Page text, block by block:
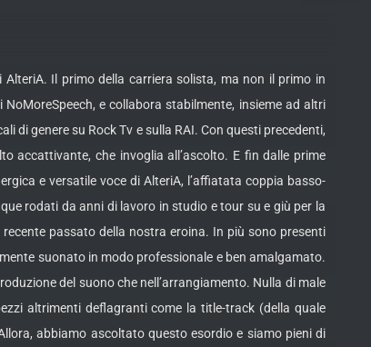
Il primo della carriera solista, ma non il primo in
e collabora stabilmente, insieme ad altri
di genere su Rock Tv e sulla RAI. Con questi precedenti,
accattivante, che invoglia all’ascolto. E fin dalle prime
e versatile voce di AlteriA, l’affiatata coppia basso-
rodati da anni di lavoro in studio e tour su e giù per la
passato della nostra eroina. In più sono presenti
suonato in modo professionale e ben amalgamato.
del suono che nell’arrangiamento. Nulla di male
altrimenti deflagranti come la title-track (della quale
abbiamo ascoltato questo esordio e siamo pieni di